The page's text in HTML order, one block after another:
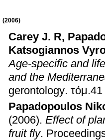
(2006)
Carey J. R,
Katsogiannos
Age-specific and
and the
gerontology.
Papadopoulos
(2006). Effect of
fruit fly.